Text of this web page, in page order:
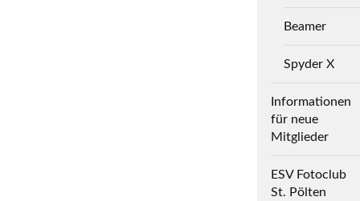
Beamer
Spyder X
Informationen
für neue
Mitglieder
ESV Fotoclub
St. Pölten